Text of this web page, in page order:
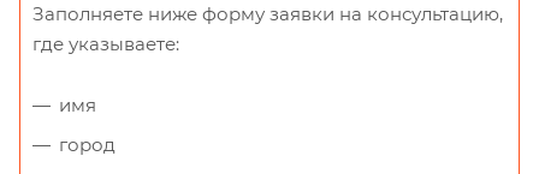
Заполняете ниже форму заявки на консультацию,
где указываете:
имя
город